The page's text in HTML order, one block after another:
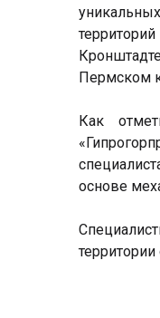
Пермском
Как
основе